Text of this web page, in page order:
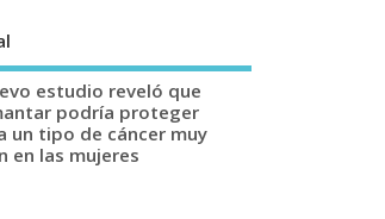
estudio reveló que
podría proteger
un tipo de cáncer muy
en las mujeres